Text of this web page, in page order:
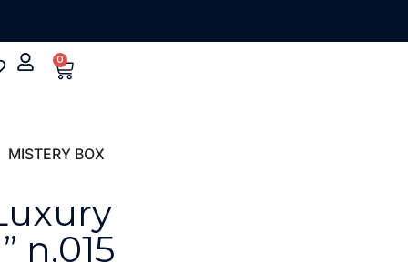
0
MISTERY BOX
n.015